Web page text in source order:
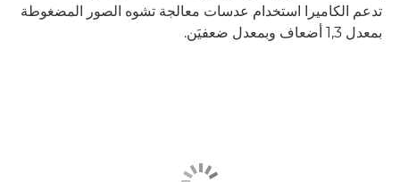
تدعم الكاميرا استخدام عدسات معالجة تشوه الصور المضغوطة
بمعدل 1,3 أضعاف وبمعدل ضعفيَن.